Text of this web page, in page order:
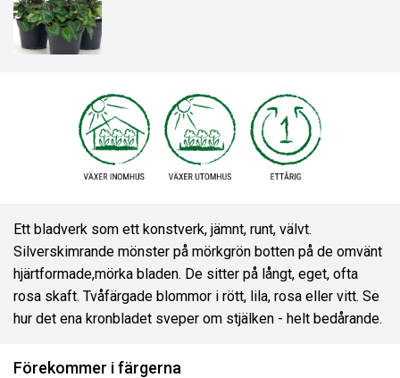
Ett bladverk som ett konstverk, jämnt, runt, välvt.
Silverskimrande mönster på mörkgrön botten på de omvänt
hjärtformade,mörka bladen. De sitter på långt, eget, ofta
rosa skaft. Tvåfärgade blommor i rött, lila, rosa eller vitt. Se
hur det ena kronbladet sveper om stjälken - helt bedårande.
Förekommer i färgerna